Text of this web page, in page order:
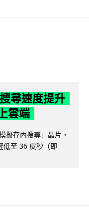
尋速度提升
雲端
擬存內搜尋」晶片，
低至 36 皮秒（即